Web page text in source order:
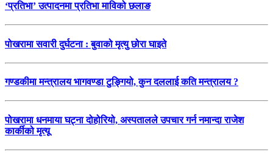
‘प्रतिभा’ उत्पादनमा प्रतिभा माविको छलाङ
पोखरामा सवारी दुर्घटना : बुवाको मृत्यु छोरा घाइते
गण्डकीमा मन्त्रालय भागवण्डा टुङ्गियो, कुन दललाई कति मन्त्रालय ?
पोखरामा धनमाया घट्ना दोहोरियो, अस्पतालले उपचार गर्न नमान्दा राजेश
कार्कीको मृत्यू